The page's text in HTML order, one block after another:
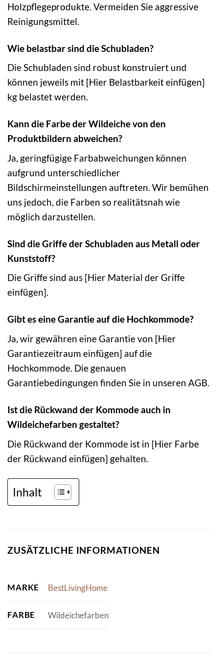
Holzpflegeprodukte. Vermeiden Sie aggressive
Reinigungsmittel.
Wie belastbar sind die Schubladen?
Die Schubladen sind robust konstruiert und
können jeweils mit [Hier Belastbarkeit einfügen]
kg belastet werden.
Kann die Farbe der Wildeiche von den
Produktbildern abweichen?
Ja, geringfügige Farbabweichungen können
aufgrund unterschiedlicher
Bildschirmeinstellungen auftreten. Wir bemühen
uns jedoch, die Farben so realitätsnah wie
möglich darzustellen.
Sind die Griffe der Schubladen aus Metall oder
Kunststoff?
Die Griffe sind aus [Hier Material der Griffe
einfügen].
Gibt es eine Garantie auf die Hochkommode?
Ja, wir gewähren eine Garantie von [Hier
Garantiezeitraum einfügen] auf die
Hochkommode. Die genauen
Garantiebedingungen finden Sie in unseren AGB.
Ist die Rückwand der Kommode auch in
Wildeichefarben gestaltet?
Die Rückwand der Kommode ist in [Hier Farbe
der Rückwand einfügen] gehalten.
Inhalt
ZUSÄTZLICHE INFORMATIONEN
MARKE BestLivingHome
FARBE Wildeichefarben